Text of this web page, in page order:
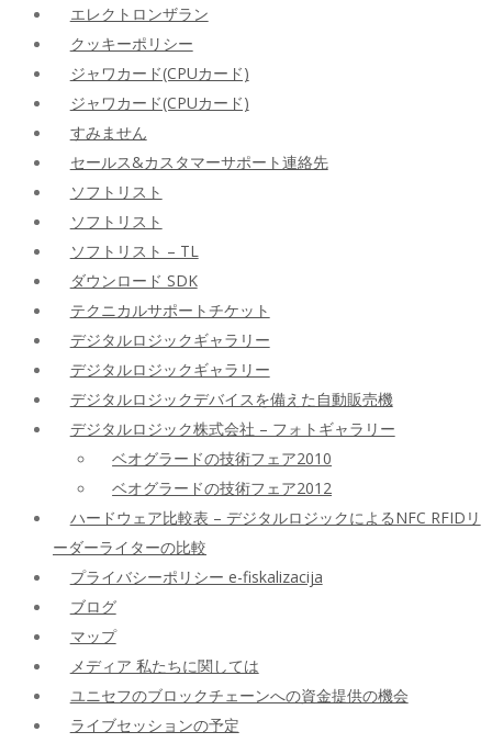
エレクトロンザラン
クッキーポリシー
ジャワカード(CPUカード)
ジャワカード(CPUカード)
すみません
セールス&カスタマーサポート連絡先
ソフトリスト
ソフトリスト
ソフトリスト – TL
ダウンロード SDK
テクニカルサポートチケット
デジタルロジックギャラリー
デジタルロジックギャラリー
デジタルロジックデバイスを備えた自動販売機
デジタルロジック株式会社 – フォトギャラリー
ベオグラードの技術フェア2010
ベオグラードの技術フェア2012
ハードウェア比較表 – デジタルロジックによるNFC RFIDリ
ーダーライターの比較
プライバシーポリシー e-fiskalizacija
ブログ
マップ
メディア 私たちに関しては
ユニセフのブロックチェーンへの資金提供の機会
ライブセッションの予定